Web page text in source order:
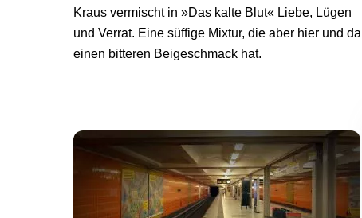
Kraus vermischt in »Das kalte Blut« Liebe, Lügen
und Verrat. Eine süffige Mixtur, die aber hier und da
einen bitteren Beigeschmack hat.